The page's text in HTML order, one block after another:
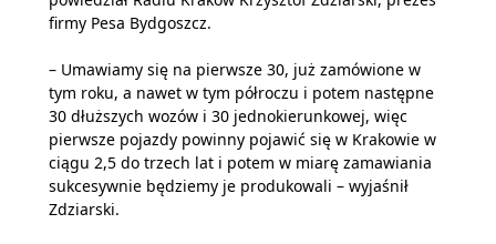
firmy Pesa Bydgoszcz.
– Umawiamy się na pierwsze 30, już zamówione w
tym roku, a nawet w tym półroczu i potem następne
30 dłuższych wozów i 30 jednokierunkowej, więc
pierwsze pojazdy powinny pojawić się w Krakowie w
ciągu 2,5 do trzech lat i potem w miarę zamawiania
sukcesywnie będziemy je produkowali – wyjaśnił
Zdziarski.